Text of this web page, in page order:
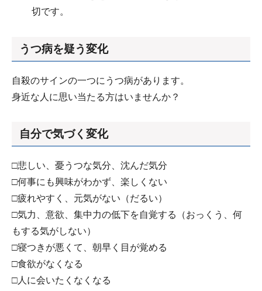
切です。
うつ病を疑う変化
自殺のサインの一つにうつ病があります。
身近な人に思い当たる方はいませんか？
自分で気づく変化
□悲しい、憂うつな気分、沈んだ気分
□何事にも興味がわかず、楽しくない
□疲れやすく、元気がない（だるい）
□気力、意欲、集中力の低下を自覚する（おっくう、何
もする気がしない）
□寝つきが悪くて、朝早く目が覚める
□食欲がなくなる
□人に会いたくなくなる